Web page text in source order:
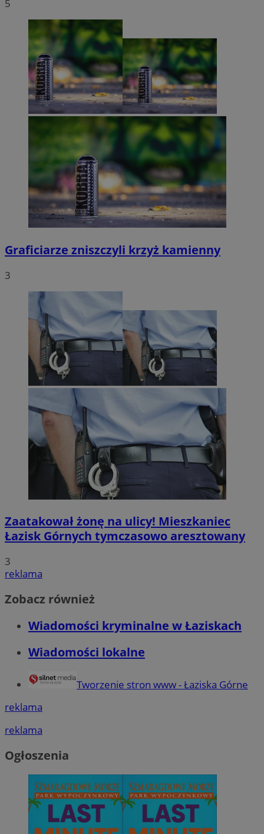
5
Graficiarze zniszczyli krzyż kamienny
3
Zaatakował żonę na ulicy! Mieszkaniec
Łazisk Górnych tymczasowo aresztowany
3
reklama
Zobacz również
Wiadomości kryminalne w Łaziskach
Wiadomości lokalne
Tworzenie stron www - Łaziska Górne
reklama
reklama
Ogłoszenia